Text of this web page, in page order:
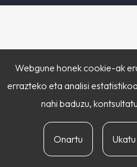
Webgune honek cookie-ak
errazteko eta analisi
nahi baduzu,
Onartu Ukatu